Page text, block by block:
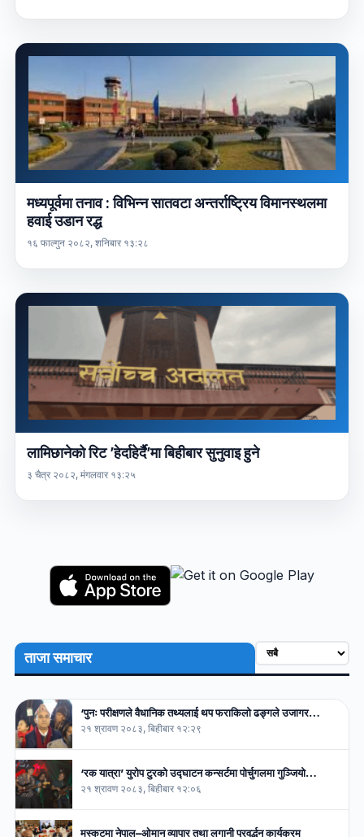
मध्यपूर्वमा तनाव : विभिन्न सातवटा अन्तर्राष्ट्रिय विमानस्थलमा
हवाई उडान रद्ध
१६ फाल्गुन २०८२, शनिबार १३:२८
लामिछानेको रिट ’हेर्दाहेर्दै’मा बिहीबार सुनुवाइ हुने
३ चैत्र २०८२, मंगलवार १३:२५
ताजा समाचार
‘पुनः परीक्षणले वैधानिक तथ्यलाई थप फराकिलो ढङ्गले उजागर…
२१ श्रावण २०८३, बिहीबार १२:२९
‘रक यात्रा’ युरोप टुरको उद्घाटन कन्सर्टमा पोर्चुगलमा गुञ्जियो…
२१ श्रावण २०८३, बिहीबार १२:०६
मस्कटमा नेपाल–ओमान व्यापार तथा लगानी प्रवर्द्धन कार्यक्रम